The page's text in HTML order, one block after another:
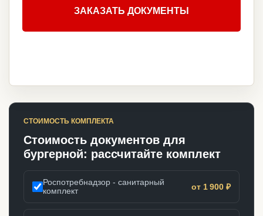
ЗАКАЗАТЬ ДОКУМЕНТЫ
СТОИМОСТЬ КОМПЛЕКТА
Стоимость документов для
бургерной: рассчитайте комплект
Роспотребнадзор - санитарный
комплект
от 1 900 ₽